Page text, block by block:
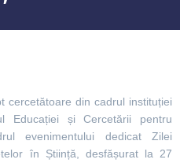
cercetătoare din cadrul instituției
Educației și Cercetării pentru
evenimentului dedicat Zilei
în Știință, desfășurat la 27